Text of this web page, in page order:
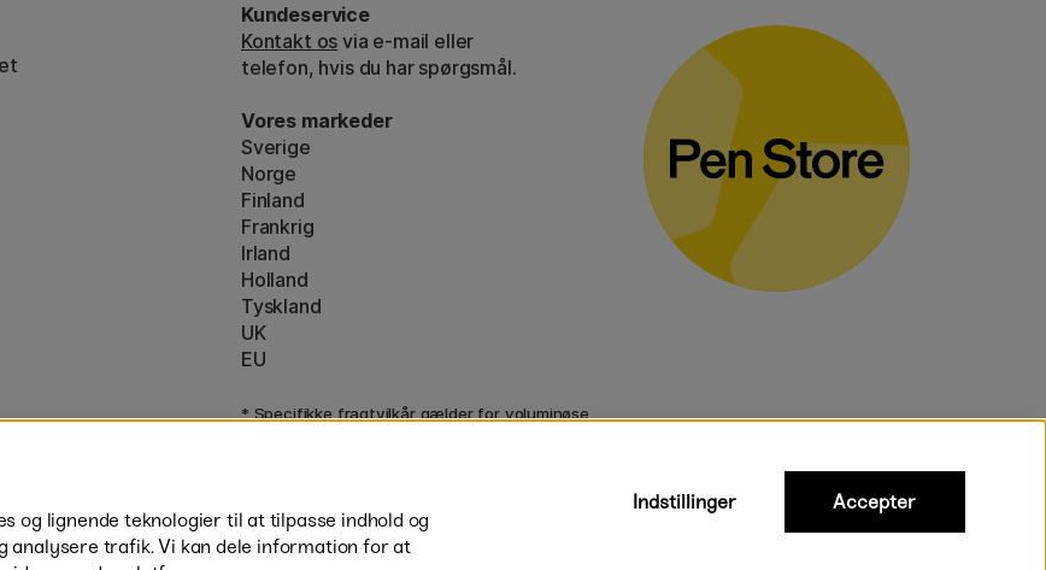
Kundeservice
Kontakt os via e-mail eller
telefon, hvis du har spørgsmål.
Vores markeder
Sverige
Norge
Finland
Frankrig
Irland
Holland
Tyskland
UK
EU
* Specifikke fragtvilkårgælder for voluminøse
og lignende teknologier til at tilpasse indhold og
analysere trafik. Vi kan dele information for at
Indstillinger Accepter